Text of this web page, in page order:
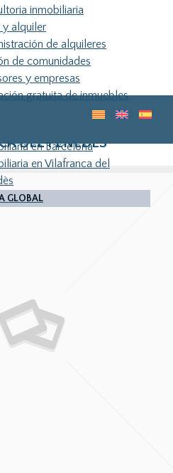
vivienda
inmobiliaria
y alquiler
de alquileres
de comunidades
y empresas
gratuita de inmuebles
en Barcelona
en Vilafranca del
GLOBAL
DEL PENEDES